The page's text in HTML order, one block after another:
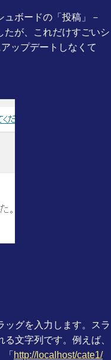
ボードの「投稿」－
たが、これだけすごいシ
ップデートしなくて
ッグを入力します。スラ
文字列です。例えば、
http://localhost/cate1/